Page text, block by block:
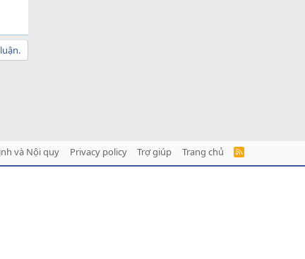
và Nội quy Privacy policy Trợ giúp Trang chủ
R